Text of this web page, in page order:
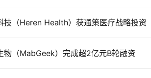
技（Heren Health）获通策医疗战略投资
物（MabGeek）完成超2亿元B轮融资